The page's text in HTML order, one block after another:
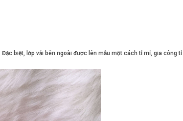
biệt, lớp vải bên ngoài được lên mẫu một cách tỉ mỉ, gia công